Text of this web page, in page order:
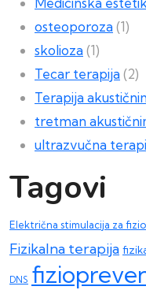
osteoporoza (1)
skolioza (1)
Tecar terapija (2)
Terapija
tretman
ultrazvučna
Tagovi
Električna stimulacija za
Fizikalna terapija
DNS